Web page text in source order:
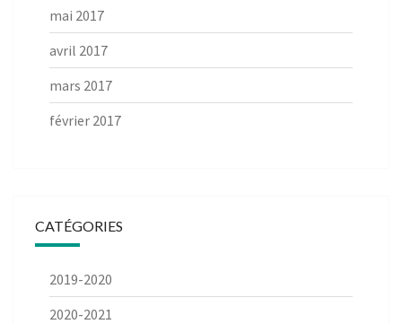
mai 2017
avril 2017
mars 2017
février 2017
CATÉGORIES
2019-2020
2020-2021